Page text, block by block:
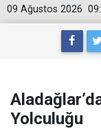
09 Ağustos 2026
Yolculuğu